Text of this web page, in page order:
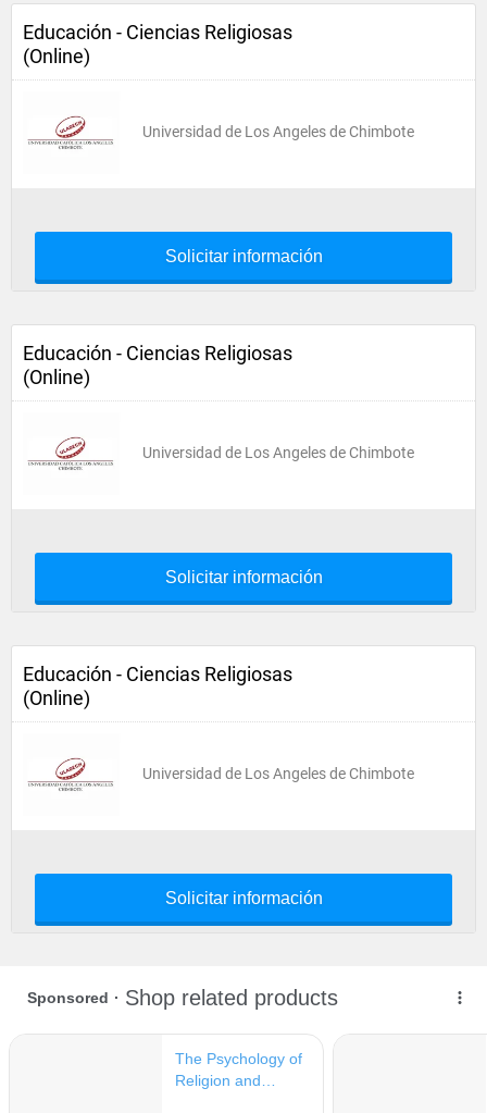
Educación - Ciencias Religiosas
(Online)
Universidad de Los Angeles de Chimbote
Solicitar información
Educación - Ciencias Religiosas
(Online)
Universidad de Los Angeles de Chimbote
Solicitar información
Educación - Ciencias Religiosas
(Online)
Universidad de Los Angeles de Chimbote
Solicitar información